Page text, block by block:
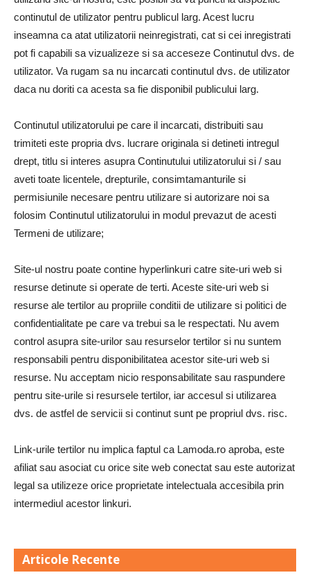
continutul de utilizator pentru publicul larg. Acest lucru
inseamna ca atat utilizatorii neinregistrati, cat si cei inregistrati
pot fi capabili sa vizualizeze si sa acceseze Continutul dvs. de
utilizator. Va rugam sa nu incarcati continutul dvs. de utilizator
daca nu doriti ca acesta sa fie disponibil publicului larg.
Continutul utilizatorului pe care il incarcati, distribuiti sau
trimiteti este propria dvs. lucrare originala si detineti intregul
drept, titlu si interes asupra Continutului utilizatorului si / sau
aveti toate licentele, drepturile, consimtamanturile si
permisiunile necesare pentru utilizare si autorizare noi sa
folosim Continutul utilizatorului in modul prevazut de acesti
Termeni de utilizare;
Site-ul nostru poate contine hyperlinkuri catre site-uri web si
resurse detinute si operate de terti. Aceste site-uri web si
resurse ale tertilor au propriile conditii de utilizare si politici de
confidentialitate pe care va trebui sa le respectati. Nu avem
control asupra site-urilor sau resurselor tertilor si nu suntem
responsabili pentru disponibilitatea acestor site-uri web si
resurse. Nu acceptam nicio responsabilitate sau raspundere
pentru site-urile si resursele tertilor, iar accesul si utilizarea
dvs. de astfel de servicii si continut sunt pe propriul dvs. risc.
Link-urile tertilor nu implica faptul ca Lamoda.ro aproba, este
afiliat sau asociat cu orice site web conectat sau este autorizat
legal sa utilizeze orice proprietate intelectuala accesibila prin
intermediul acestor linkuri.
Articole Recente